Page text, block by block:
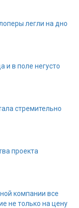
легли на дно
и в поле негусто
стремительно
проекта
компании все
не только на цену